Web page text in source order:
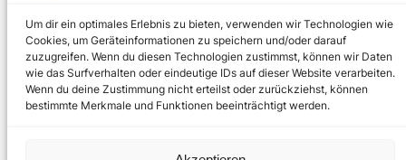
Um dir ein optimales Erlebnis zu bieten, verwenden wir Technologien wie
Cookies, um Geräteinformationen zu speichern und/oder darauf
zuzugreifen. Wenn du diesen Technologien zustimmst, können wir Daten
wie das Surfverhalten oder eindeutige IDs auf dieser Website verarbeiten.
Wenn du deine Zustimmung nicht erteilst oder zurückziehst, können
bestimmte Merkmale und Funktionen beeinträchtigt werden.
Support us
© 2002 – 2026